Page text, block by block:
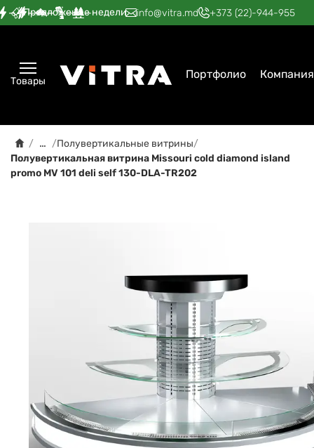
Предложение недели
— — — — — info@vitra.md +373 (22)-944-955
Товары Портфолио Компания
/ … /Полувертикальные витрины/
Полувертикальная витрина Missouri cold diamond island
promo MV 101 deli self 130-DLA-TR202